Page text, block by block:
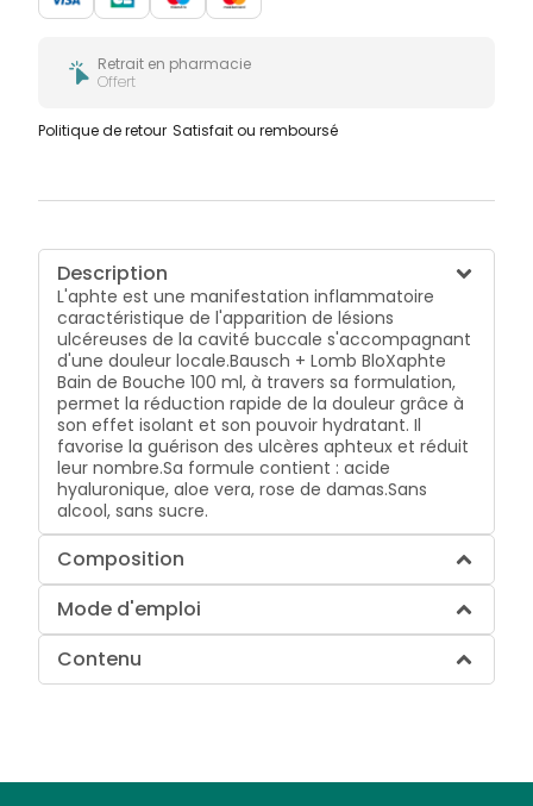
Retrait en pharmacie
Offert
Politique de retour Satisfait ou remboursé
Description
L'aphte est une manifestation inflammatoire
caractéristique de l'apparition de lésions
ulcéreuses de la cavité buccale s'accompagnant
d'une douleur locale.Bausch + Lomb BloXaphte
Bain de Bouche 100 ml, à travers sa formulation,
permet la réduction rapide de la douleur grâce à
son effet isolant et son pouvoir hydratant. Il
favorise la guérison des ulcères aphteux et réduit
leur nombre.Sa formule contient : acide
hyaluronique, aloe vera, rose de damas.Sans
alcool, sans sucre.
Composition
Mode d'emploi
Contenu